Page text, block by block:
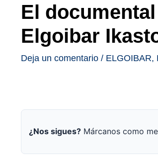
El
Elgoibar
Deja un comentario / ELGOIBAR,
¿Nos sigues? Márcanos como